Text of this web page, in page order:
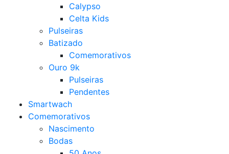
Calypso
Celta Kids
Pulseiras
Batizado
Comemorativos
Ouro 9k
Pulseiras
Pendentes
Smartwach
Comemorativos
Nascimento
Bodas